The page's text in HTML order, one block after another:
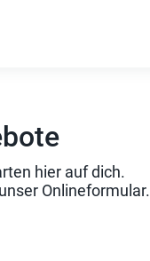
hier auf dich.
Onlineformular.